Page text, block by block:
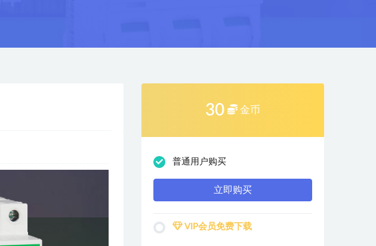
30 金币
普通用户购买
立即购买
VIP会员免费下载